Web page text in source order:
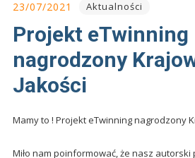
23/07/2021 Aktualności
Projekt eTwinning
nagrodzony
Jakości
Mamy to ! Projekt eTwinning nagrodzony
Miło nam poinformować, że nasz autorski